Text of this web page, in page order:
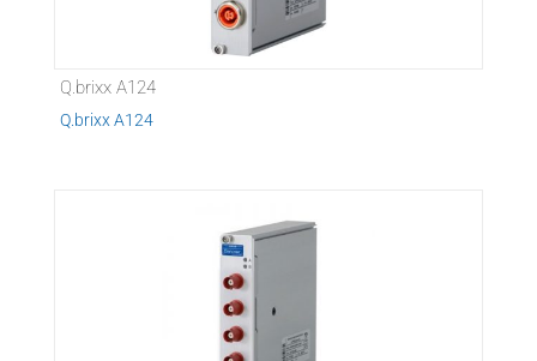
Q.brixx A124
Q.brixx A124